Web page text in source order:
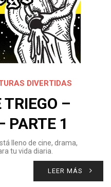
DIVERTIDAS
TRIEGO –
PARTE 1
lleno de cine, drama,
tu vida diaria.
LEER MÁS